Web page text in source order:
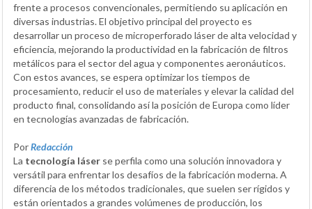
frente a procesos convencionales, permitiendo su aplicación en
diversas industrias. El objetivo principal del proyecto es
desarrollar un proceso de microperforado láser de alta velocidad y
eficiencia, mejorando la productividad en la fabricación de filtros
metálicos para el sector del agua y componentes aeronáuticos.
Con estos avances, se espera optimizar los tiempos de
procesamiento, reducir el uso de materiales y elevar la calidad del
producto final, consolidando así la posición de Europa como líder
en tecnologías avanzadas de fabricación.
PorRedacción
La tecnología láser se perfila como una solución innovadora y
versátil para enfrentar los desafíos de la fabricación moderna. A
diferencia de los métodos tradicionales, que suelen ser rígidos y
están orientados a grandes volúmenes de producción, los